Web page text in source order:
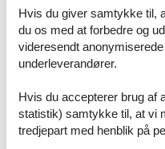
zweite Schlafzimmer befindet
wurde modern ausgestattet
Kühlschrank,Geschirrspüler,
Toaster und Wasserkocher.
Verfügung.
Vor Ort
Hvis du giver samtykke til,
du os med at forbedre og
videresendt
underleverandører.
Hvis du accepterer brug af
statistik) samtykke til, at vi
tredjepart med henblik på